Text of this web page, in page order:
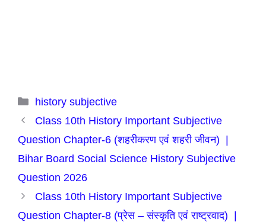
Categories
history subjective
Class 10th History Important Subjective
Question Chapter-6 (शहरीकरण एवं शहरी जीवन) |
Bihar Board Social Science History Subjective
Question 2026
Class 10th History Important Subjective
Question Chapter-8 (प्रेस – संस्कृति एवं राष्ट्रवाद) |